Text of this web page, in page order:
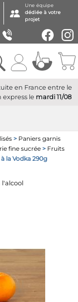
Une équipe
dédiée à votre
projet
en France entre le
expressle mardi 11/08
> Paniers garnis
fine sucrée> Fruits
la Vodka 290g
l'alcool